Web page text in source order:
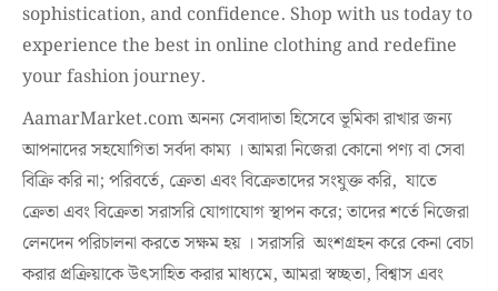
sophistication, and confidence. Shop with us today to
experience the best in online clothing and redefine
your fashion journey.
AamarMarket.com অনন্য সেবাদাতা হিসেবে ভূমিকা রাখার জন্য
আপনাদের সহযোগিতা সর্বদা কাম্য । আমরা নিজেরা কোনো পণ্য বা সেবা
বিক্রি করি না; পরিবর্তে, ক্রেতা এবং বিক্রেতাদের সংযুক্ত করি, যাতে
ক্রেতা এবং বিক্রেতা সরাসরি যোগাযোগ স্থাপন করে; তাদের শর্তে নিজেরা
লেনদেন পরিচালনা করতে সক্ষম হয় । সরাসরি অংশগ্রহন করে কেনা বেচা
করার প্রক্রিয়াকে উৎসাহিত করার মাধ্যমে, আমরা স্বচ্ছতা, বিশ্বাস এবং